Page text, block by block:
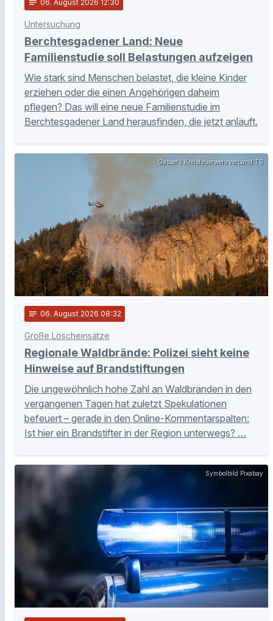
notes 06. August 2026 12:30
Untersuchung
Berchtesgadener Land: Neue
Familienstudie soll Belastungen aufzeigen
Wie stark sind Menschen belastet, die kleine Kinder
erziehen oder die einen Angehörigen daheim
pflegen? Das will eine neue Familienstudie im
Berchtesgadener Land herausfinden, die jetzt anläuft.
Gasser / Kreisfeuerwehrverband TS
notes 06. August 2026 08:32
Große Löscheinsätze
Regionale Waldbrände: Polizei sieht keine
Hinweise auf Brandstiftungen
Die ungewöhnlich hohe Zahl an Waldbränden in den
vergangenen Tagen hat zuletzt Spekulationen
befeuert – gerade in den Online-Kommentarspalten:
Ist hier ein Brandstifter in der Region unterwegs? …
Symbolbild Pixabay